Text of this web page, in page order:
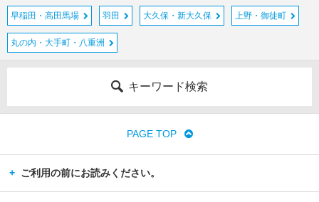
母
島
早稲田・高田馬場 羽田 大久保・新大久保 上野・御徒町
丸の内・大手町・八重洲
キーワード検索
PAGE TOP
ご利用の前にお読みください。